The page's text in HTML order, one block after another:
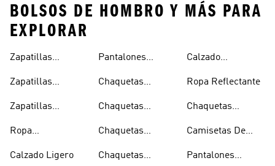
BOLSOS DE HOMBRO Y MÁS PARA
EXPLORAR
Zapatillas
Mujer
Zapatillas
Hombre
Zapatillas
Niños
Ropa
Calzado Ligero
Capucha
Pantalones
Ligeros
Chaquetas
Chaquetas
Chaquetas
Hombre
Chaquetas
Calzado
Ropa Reflectante
Chaquetas
Camisetas De
Pantalones